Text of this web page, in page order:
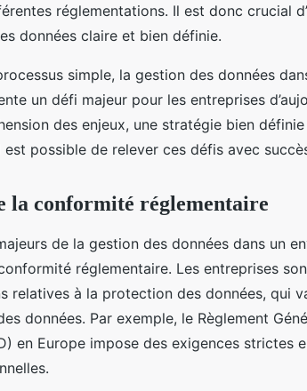
réglementations. Il est donc crucial
données claire et bien définie.
simple, la gestion des données
un défi majeur pour les entreprises
des enjeux, une stratégie bien
possible de relever ces défis avec
la conformité réglementaire
de la gestion des données dans un
réglementaire. Les entreprises
relatives à la protection des données, qui
données. Par exemple, le Règlement
en Europe impose des exigences strictes